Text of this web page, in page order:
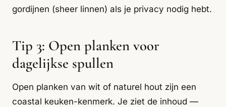
gordijnen (sheer linnen) als je privacy nodig hebt.
Tip 3: Open planken voor
dagelijkse spullen
Open planken van wit of naturel hout zijn een
coastal keuken-kenmerk. Je ziet de inhoud —